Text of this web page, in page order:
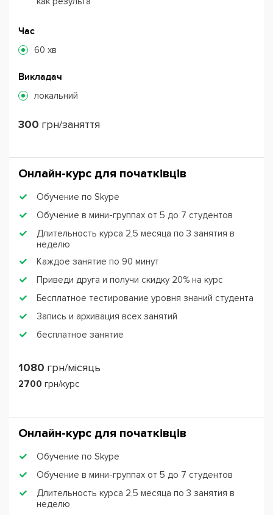
Час
60 хв
Викладач
локальний
300 грн/заняття
Онлайн-курс для початківців
Обучение по Skype
Обучение в мини-группах от 5 до 7 студентов
Длительность курса 2,5 месяца по 3 занятия в
неделю
Каждое занятие по 90 минут
Приведи друга и получи скидку 20% на курс
Бесплатное тестирование уровня знаний студента
Запись и архивация всех занятий
бесплатное занятие
1080 грн/місяць
2700 грн/курс
Онлайн-курс для початківців
Обучение по Skype
Обучение в мини-группах от 5 до 7 студентов
Длительность курса 2,5 месяца по 3 занятия в
неделю